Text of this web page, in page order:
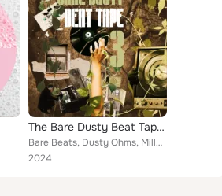
The Bare Dusty Beat Tape 3
Bare Beats, Dusty Ohms, Millennium Jazz Music
2024